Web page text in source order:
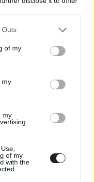
one or more Google
You may click to
its third-party tags to
in below Google
Outs
of my
my
my
of my
with the